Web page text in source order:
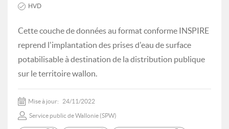
HVD
Cette couche de données au format conforme INSPIRE
reprend l'implantation des prises d'eau de surface
potabilisable à destination de la distribution publique
sur le territoire wallon.
Mise à jour: 24/11/2022
Service public de Wallonie (SPW)